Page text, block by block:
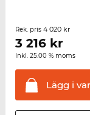
Rek. pris 4 020 kr
3 216kr
Inkl. 25.00 % moms
Lägg i